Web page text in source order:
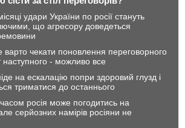
удари України по росії стануть
що агресору доведеться
варто чекати поновлення переговорного
наступного - можливо все
на ескалацію попри здоровий глузд і
триматися до останнього
росія може погодитись на
серйозних намірів росіяни не